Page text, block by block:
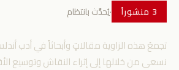
3 منشوراً ·يُحدَّث بانتظام
تجمعُ هذه الزاوية مقالاتٍ وأبحاثاً في أدب
نسعى من خلالها إلى إثراء النقاش وتوسيع